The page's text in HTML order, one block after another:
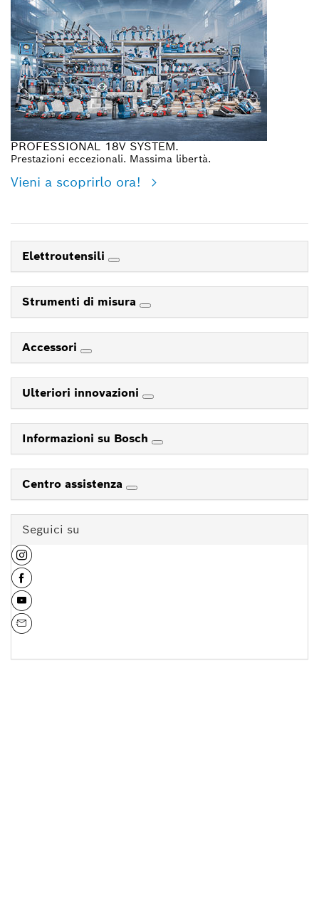
PROFESSIONAL 18V SYSTEM.
Prestazioni eccezionali. Massima libertà.
Vieni a scoprirlo ora!
Elettroutensili
Strumenti di misura
Accessori
Ulteriori innovazioni
Informazioni su Bosch
Centro assistenza
Seguici su